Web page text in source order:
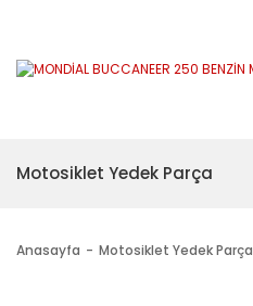
Motosiklet Yedek Parça
Anasayfa Motosiklet Yedek Parça